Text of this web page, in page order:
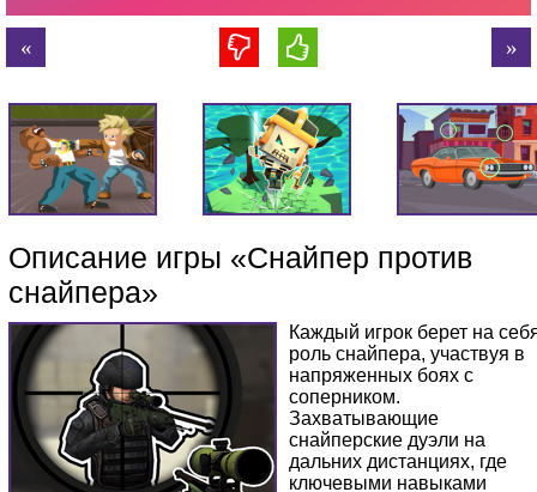
Описание игры «Снайпер против
снайпера»
Каждый игрок берет на
роль снайпера, участвуя в
напряженных боях с
соперником.
Захватывающие
снайперские дуэли на
дальних дистанциях, где
ключевыми навыками